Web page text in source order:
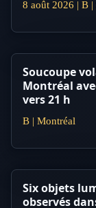
8 août 2026 | B |
Soucoupe
Montréal
vers 21 h
B | Montréal
Six objets
observés